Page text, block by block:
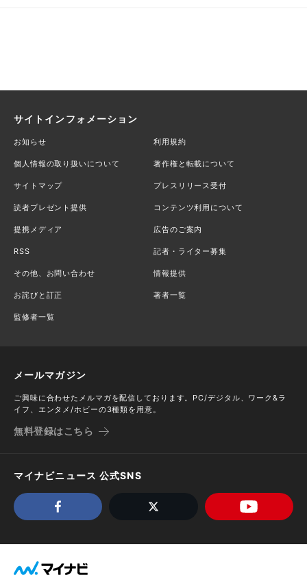
サイトインフォメーション
お知らせ 利用規約
個人情報の取り扱いについて 著作権と転載について
サイトマップ プレスリリース受付
読者プレゼント提供 コンテンツ利用について
提携メディア 広告のご案内
RSS 記者・ライター募集
その他、お問い合わせ 情報提供
お詫びと訂正 著者一覧
監修者一覧
メールマガジン
ご興味に合わせたメルマガを配信しております。PC/デジタル、ワーク&ラ
イフ、エンタメ/ホビーの3種類を用意。
無料登録はこちら
マイナビニュース 公式SNS